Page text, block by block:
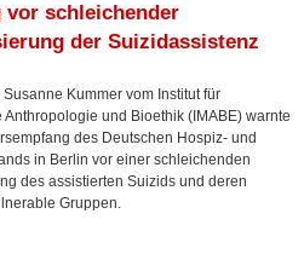
vor schleichender
der Suizidassistenz
Kummer vom Institut für
Anthropologie und Bioethik (IMABE) warnte
des Deutschen Hospiz- und
in Berlin vor einer schleichenden
des assistierten Suizids und deren
Gruppen.